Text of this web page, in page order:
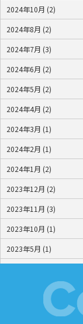
2024年10月 (2)
2024年8月 (2)
2024年7月 (3)
2024年6月 (2)
2024年5月 (2)
2024年4月 (2)
2024年3月 (1)
2024年2月 (1)
2024年1月 (2)
2023年12月 (2)
2023年11月 (3)
2023年10月 (1)
2023年5月 (1)
2023年1月 (1)